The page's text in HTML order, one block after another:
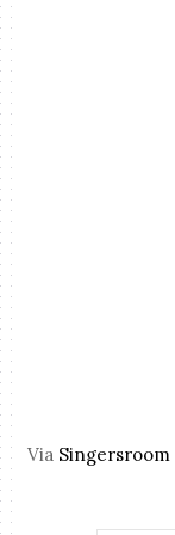
Via Singersroom